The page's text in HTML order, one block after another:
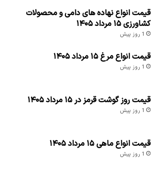
قیمت انواع نهاده های دامی و محصولات
کشاورزی ۱۵ مرداد ۱۴۰۵
1 روز پیش
قیمت انواع مرغ ۱۵ مرداد ۱۴۰۵
1 روز پیش
قیمت روز گوشت قرمز در ۱۵ مرداد ۱۴۰۵
1 روز پیش
قیمت انواع ماهی ۱۵ مرداد ۱۴۰۵
1 روز پیش